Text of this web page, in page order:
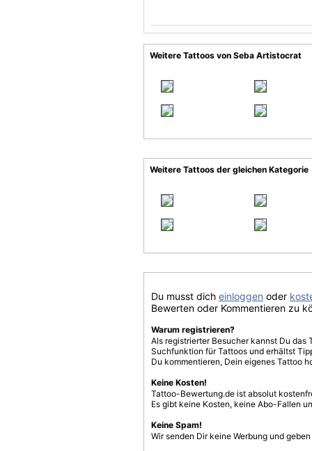
Weitere Tattoos von Seba Artistocrat
Weitere Tattoos der gleichen Kategorie
Du musst dich einloggen oder
Bewerten oder Kommentieren zu
Warum registrieren?
Als registrierter Besucher kannst Du
Suchfunktion für Tattoos und erhältst
Du kommentieren, Dein eigenes Tattoo
Keine Kosten!
Tattoo-Bewertung.de ist absolut
Es gibt keine Kosten, keine Abo-Fallen
Keine Spam!
Wir senden Dir keine Werbung und